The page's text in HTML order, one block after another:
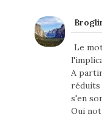
Le
A
réduits
s'en
Oui